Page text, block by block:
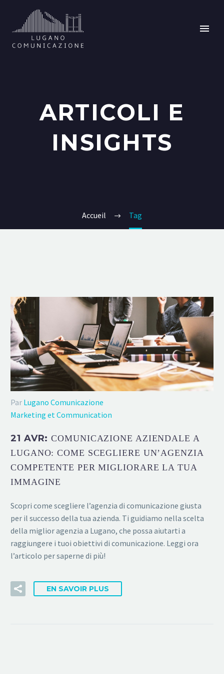
ARTICOLI E
INSIGHTS
Accueil Tag
Par Lugano Comunicazione
Marketing et Communication
21 AVR:COMUNICAZIONE AZIENDALE A
LUGANO: COME SCEGLIERE UN’AGENZIA
COMPETENTE PER MIGLIORARE LA TUA
IMMAGINE
Scopri come scegliere l’agenzia di comunicazione giusta
per il successo della tua azienda. Ti guidiamo nella scelta
della miglior agenzia a Lugano, che possa aiutarti a
raggiungere i tuoi obiettivi di comunicazione. Leggi ora
l’articolo per saperne di più!
EN SAVOIR PLUS